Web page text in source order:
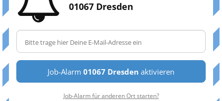
01067 Dresden
Job-Alarm 01067 Dresden aktivieren
Job-Alarm für anderen Ort starten?